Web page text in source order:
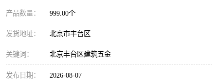
产品数量： 999.00个
发货地址： 北京市丰台区
关键词： 北京丰台区建筑五金
发布日期： 2026-08-07